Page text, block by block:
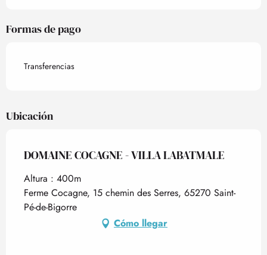
Formas de pago
Transferencias
Ubicación
DOMAINE COCAGNE - VILLA LABATMALE
Altura : 400m
Ferme Cocagne, 15 chemin des Serres, 65270 Saint-
Pé-de-Bigorre
Cómo llegar